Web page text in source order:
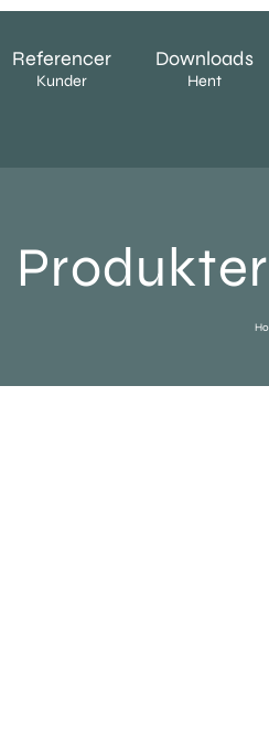
Referencer
Kunder
Downloads
Hent